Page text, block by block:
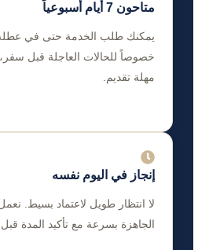
متاحون 7 أيام أسبوعياً
يمكنك طلب الخدمة حتى في عطلة
خصوصاً للحالات العاجلة قبل
مهلة تقديم.
إنجاز في اليوم نفسه
لا انتظار طويل لاعتماد بسيط.
الجاهزة بسرعة مع تأكيد المدة قبل